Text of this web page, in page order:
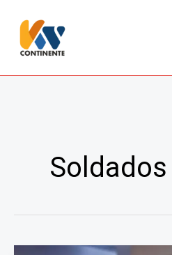
contenido
Soldados